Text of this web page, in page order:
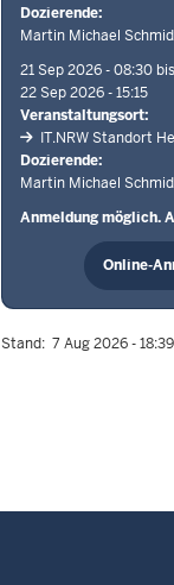
Dozierende
Martin Michael
21 Sep 2026 - 08:30
22 Sep 2026 - 15:15
Veranstaltungsort
IT.NRW Standort
Dozierende
Martin Michael
Anmeldung möglich.
Online-
Stand 7 Aug 2026 - 18:39